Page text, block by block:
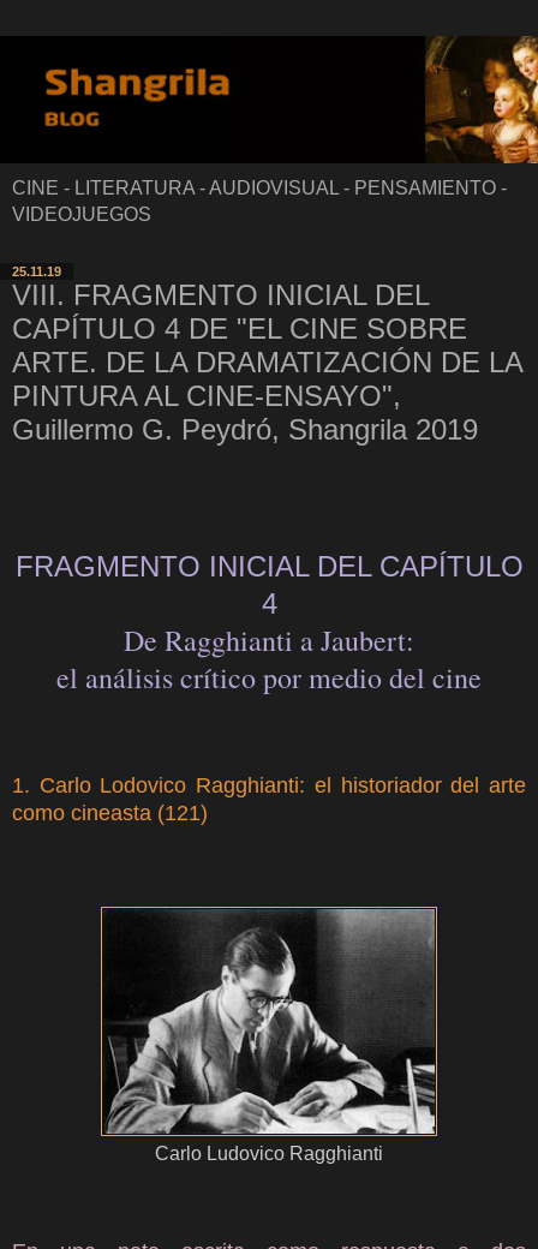
CINE - LITERATURA - AUDIOVISUAL - PENSAMIENTO -
VIDEOJUEGOS
25.11.19
VIII. FRAGMENTO INICIAL DEL
CAPÍTULO 4 DE "EL CINE SOBRE
ARTE. DE LA DRAMATIZACIÓN DE LA
PINTURA AL CINE-ENSAYO",
Guillermo G. Peydró, Shangrila 2019
FRAGMENTO INICIAL DEL CAPÍTULO
4
De Ragghianti a Jaubert:
el análisis crítico por medio del cine
1. Carlo Lodovico Ragghianti: el historiador del arte
como cineasta (121)
Carlo Ludovico Ragghianti